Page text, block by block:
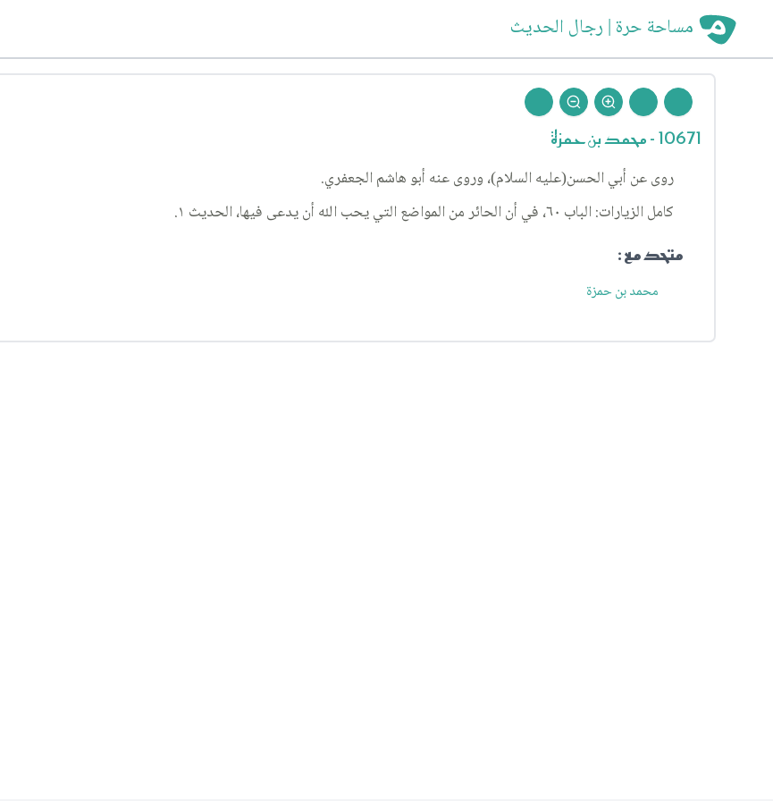
مساحة حرة | رجال الحديث
10671 - محمد بن حمزة
روى عن أبي الحسن(عليه السلام)، وروى عنه أبو هاشم الجعفري.
كامل الزيارات: الباب ٦٠، في أن الحائر من المواضع التي يحب الله أن يدعى فيها، الحديث ١.
متحد مع :
محمد بن حمزة